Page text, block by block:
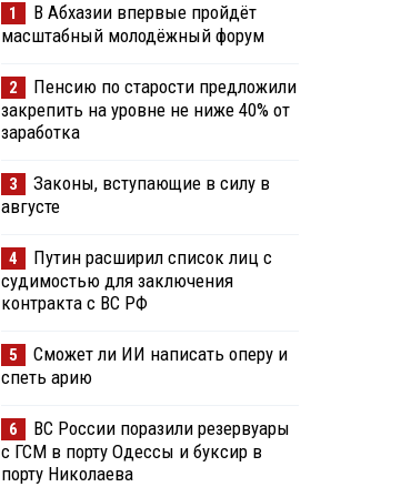
1
В Абхазии впервые пройдёт
масштабный молодёжный форум
2
Пенсию по старости предложили
закрепить на уровне не ниже 40% от
заработка
3
Законы, вступающие в силу в
августе
4
Путин расширил список лиц с
судимостью для заключения
контракта с ВС РФ
5
Сможет ли ИИ написать оперу и
спеть арию
6
ВС России поразили резервуары
с ГСМ в порту Одессы и буксир в
порту Николаева